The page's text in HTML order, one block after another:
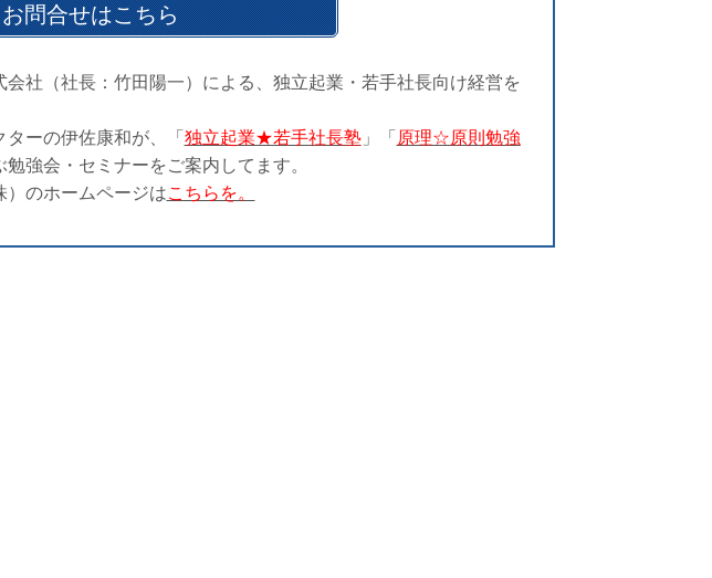
お問合せはこちら
社（社長：竹田陽一）による、独立起業・若手社長向け経営を
ーの伊佐康和が、「 独立起業★若手社長塾」「 原理☆原則勉強
強会・セミナーをご案内してます。
）のホームページはこちらを。